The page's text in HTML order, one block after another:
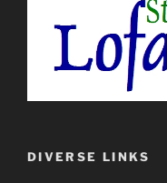
DIVERSE LINKS